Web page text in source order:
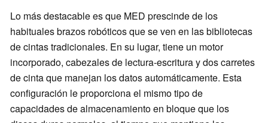
Lo más destacable es que MED prescinde de los
habituales brazos robóticos que se ven en las bibliotecas
de cintas tradicionales. En su lugar, tiene un motor
incorporado, cabezales de lectura-escritura y dos carretes
de cinta que manejan los datos automáticamente. Esta
configuración le proporciona el mismo tipo de
capacidades de almacenamiento en bloque que los